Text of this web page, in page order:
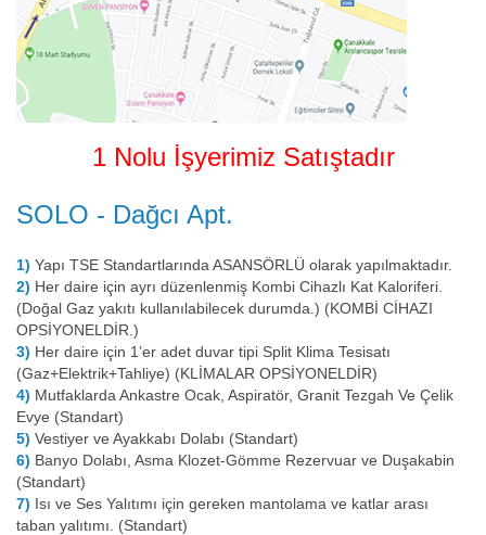
1 Nolu İşyerimiz Satıştadır
SOLO - Dağcı Apt.
1) Yapı TSE Standartlarında ASANSÖRLÜ olarak yapılmaktadır.
2) Her daire için ayrı düzenlenmiş Kombi Cihazlı Kat Kaloriferi.
(Doğal Gaz yakıtı kullanılabilecek durumda.) (KOMBİ CİHAZI
OPSİYONELDİR.)
3) Her daire için 1’er adet duvar tipi Split Klima Tesisatı
(Gaz+Elektrik+Tahliye) (KLİMALAR OPSİYONELDİR)
4) Mutfaklarda Ankastre Ocak, Aspiratör, Granit Tezgah Ve Çelik
Evye (Standart)
5) Vestiyer ve Ayakkabı Dolabı (Standart)
6) Banyo Dolabı, Asma Klozet-Gömme Rezervuar ve Duşakabin
(Standart)
7) Isı ve Ses Yalıtımı için gereken mantolama ve katlar arası
taban yalıtımı. (Standart)